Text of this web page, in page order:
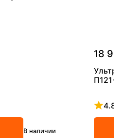
В наличии
18
П121-
4.8